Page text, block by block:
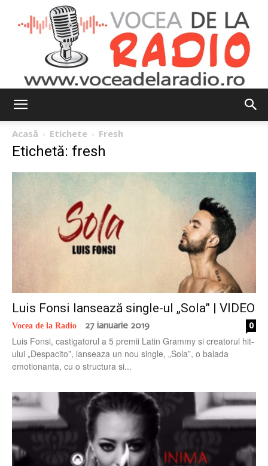
Acasă Etichete Fresh
Etichetă: fresh
Luis Fonsi lansează single-ul „Sola” | VIDEO
Vocea de la Radio - 27 ianuarie 2019 0
Luis Fonsi, castigatorul a 5 premii Latin Grammy si creatorul hit-
ului „Despacito”, lanseaza un nou single, „Sola”, o balada
emotionanta, cu o structura si...